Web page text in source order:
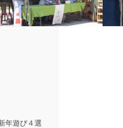
年遊び４選